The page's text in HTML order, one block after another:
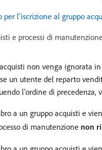
l’iscrizione al gruppo
e processi di
non venga ignorata
un utente del reparto
l’ordine di
a un gruppo acquisti e
di manutenzione non